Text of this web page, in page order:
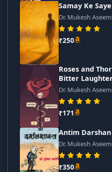
Samay Ke Saye
Dr. Mukesh
₹250
Roses and
Bitter
Dr. Mukesh
₹171
Antim
Dr. Mukesh
₹350